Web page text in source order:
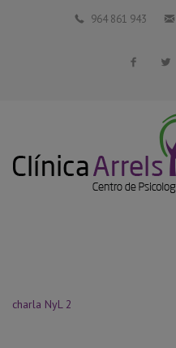
Blog
964 861 943
charla NyL 2